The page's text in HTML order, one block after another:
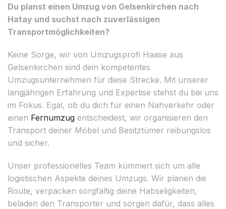
Du planst einen Umzug von Gelsenkirchen nach
Hatay und suchst nach zuverlässigen
Transportmöglichkeiten?
Keine Sorge, wir von Umzugsprofi Haase aus
Gelsenkirchen sind dein kompetentes
Umzugsunternehmen für diese Strecke. Mit unserer
langjährigen Erfahrung und Expertise stehst du bei uns
im Fokus. Egal, ob du dich für einen Nahverkehr oder
einen Fernumzug entscheidest, wir organisieren den
Transport deiner Möbel und Besitztümer reibungslos
und sicher.
Unser professionelles Team kümmert sich um alle
logistischen Aspekte deines Umzugs. Wir planen die
Route, verpacken sorgfältig deine Habseligkeiten,
beladen den Transporter und sorgen dafür, dass alles